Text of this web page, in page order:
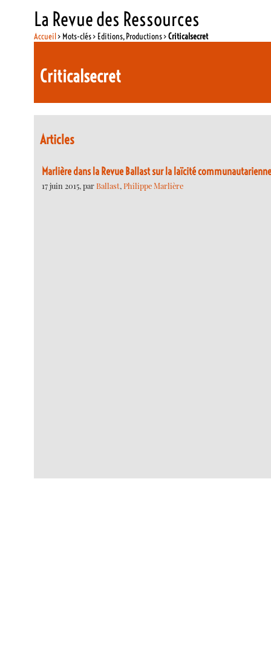
La Revue des Ressources
Accueil> Mots-clés > Editions, Productions >Criticalsecret
Criticalsecret
Articles
Marlière dans la Revue Ballast sur la laïcité
17 juin 2015, parBallast,Philippe Marlière